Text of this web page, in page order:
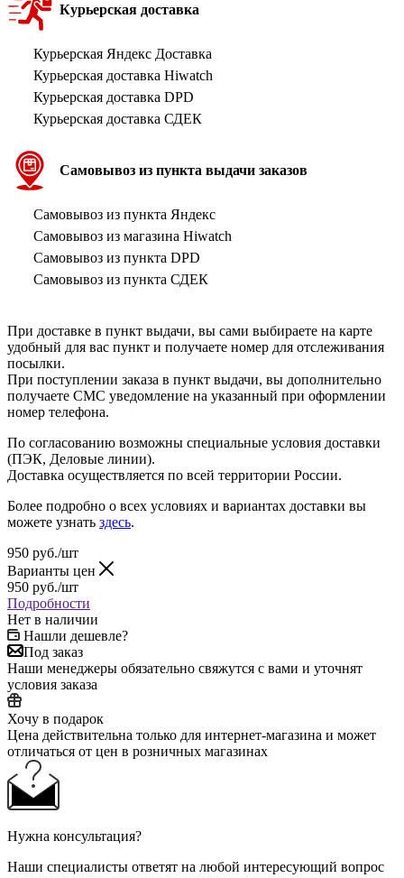
Курьерская доставка
Курьерская Яндекс Доставка
Курьерская доставка Hiwatch
Курьерская доставка DPD
Курьерская доставка СДЕК
Самовывоз из пункта выдачи заказов
Самовывоз из пункта Яндекс
Самовывоз из магазина Hiwatch
Самовывоз из пункта DPD
Самовывоз из пункта СДЕК
При доставке в пункт выдачи, вы сами выбираете на карте
удобный для вас пункт и получаете номер для отслеживания
посылки.
При поступлении заказа в пункт выдачи, вы дополнительно
получаете СМС уведомление на указанный при оформлении
номер телефона.
По согласованию возможны специальные условия доставки
(ПЭК, Деловые линии).
Доставка осуществляется по всей территории России.
Более подробно о всех условиях и вариантах доставки вы
можете узнать здесь.
950 руб./шт
Варианты цен
950 руб./шт
Подробности
Нет в наличии
Нашли дешевле?
Под заказ
Наши менеджеры обязательно свяжутся с вами и уточнят
условия заказа
Хочу в подарок
Цена действительна только для интернет-магазина и может
отличаться от цен в розничных магазинах
Нужна консультация?
Наши специалисты ответят на любой интересующий вопрос